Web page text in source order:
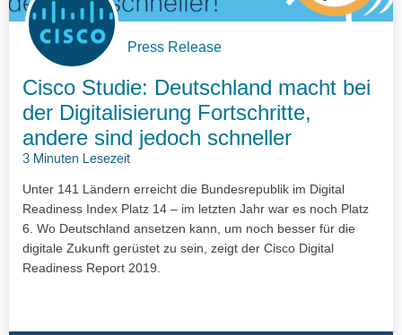
Press Release
Cisco Studie: Deutschland macht bei
der Digitalisierung Fortschritte,
andere sind jedoch schneller
3 Minuten Lesezeit
Unter 141 Ländern erreicht die Bundesrepublik im Digital
Readiness Index Platz 14 – im letzten Jahr war es noch Platz
6. Wo Deutschland ansetzen kann, um noch besser für die
digitale Zukunft gerüstet zu sein, zeigt der Cisco Digital
Readiness Report 2019.